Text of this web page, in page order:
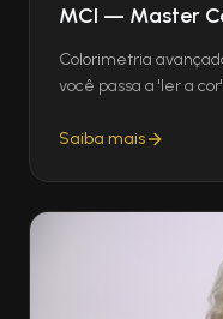
MCI — Master
Colorimetria
você passa a 'ler a
Saiba mais